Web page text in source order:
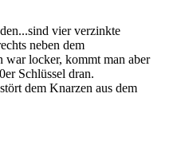
vier verzinkte
neben dem
war locker, kommt man aber
Schlüssel dran.
dem Knarzen aus dem